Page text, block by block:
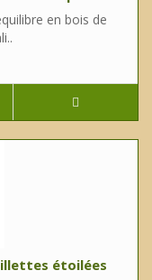
en bois de
étoilées